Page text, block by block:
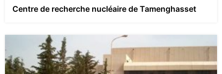
Centre de recherche nucléaire de Tamenghasset